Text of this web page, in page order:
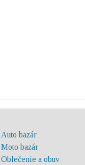
Auto bazár
Moto bazár
Oblečenie a obuv